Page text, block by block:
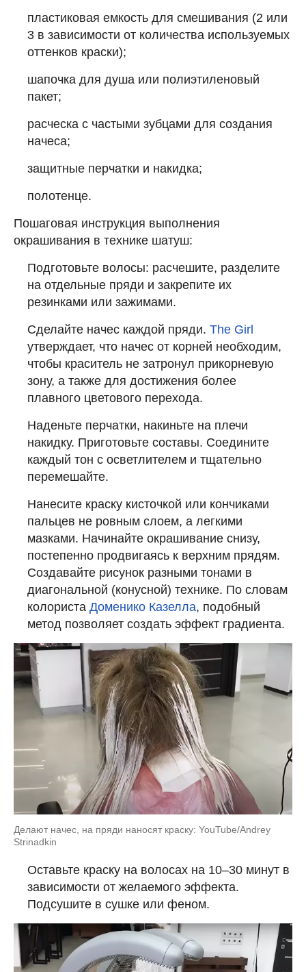
пластиковая емкость для смешивания (2 или
3 в зависимости от количества используемых
оттенков краски);
шапочка для душа или полиэтиленовый
пакет;
расческа с частыми зубцами для создания
начеса;
защитные перчатки и накидка;
полотенце.
Пошаговая инструкция выполнения
окрашивания в технике шатуш:
Подготовьте волосы: расчешите, разделите
на отдельные пряди и закрепите их
резинками или зажимами.
Сделайте начес каждой пряди. The Girl
утверждает, что начес от корней необходим,
чтобы краситель не затронул прикорневую
зону, а также для достижения более
плавного цветового перехода.
Наденьте перчатки, накиньте на плечи
накидку. Приготовьте составы. Соедините
каждый тон с осветлителем и тщательно
перемешайте.
Нанесите краску кисточкой или кончиками
пальцев не ровным слоем, а легкими
мазками. Начинайте окрашивание снизу,
постепенно продвигаясь к верхним прядям.
Создавайте рисунок разными тонами в
диагональной (конусной) технике. По словам
колориста Доменико Казелла, подобный
метод позволяет создать эффект градиента.
Делают начес, на пряди наносят краску: YouTube/Andrey
Strinadkin
Оставьте краску на волосах на 10–30 минут в
зависимости от желаемого эффекта.
Подсушите в сушке или феном.